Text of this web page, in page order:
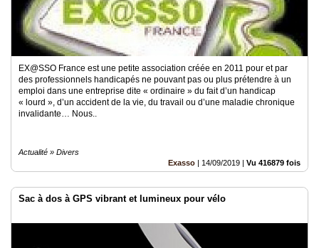
EX@SSO France est une petite association créée en 2011 pour et par
des professionnels handicapés ne pouvant pas ou plus prétendre à un
emploi dans une entreprise dite « ordinaire » du fait d’un handicap
« lourd », d’un accident de la vie, du travail ou d’une maladie chronique
invalidante… Nous..
Actualité » Divers
Exasso | 14/09/2019 | Vu 416879 fois
Sac à dos à GPS vibrant et lumineux pour vélo